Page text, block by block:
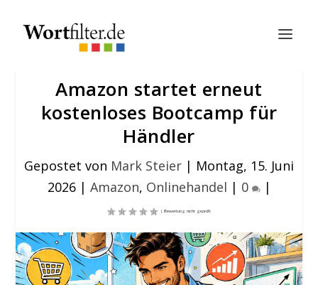
Amazon startet erneut
kostenloses Bootcamp für
Händler
Gepostet von Mark Steier | Montag, 15. Juni
2026| Amazon, Onlinehandel | 0 |